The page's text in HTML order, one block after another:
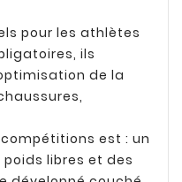
pour les athlètes
ils
de la
est : un
libres et des